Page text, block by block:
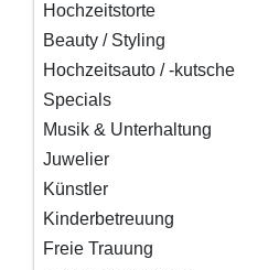
Hochzeitstorte
Beauty / Styling
Hochzeitsauto / -kutsche
Specials
Musik & Unterhaltung
Juwelier
Künstler
Kinderbetreuung
Freie Trauung